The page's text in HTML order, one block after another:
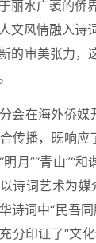
丽水广袤的侨
文风情融入诗
的审美张力，
会在海外侨媒
传播，既响应
明月”“青山”“
诗词艺术为
诗词中“民吾
分印证了“文